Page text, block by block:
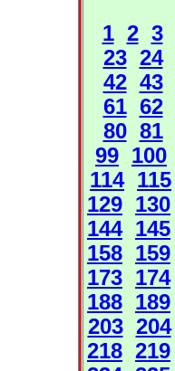
1 2 3
23 24
42 43
61 62
80 81
99 100
114 115
129 130
144 145
158 159
173 174
188 189
203 204
218 219